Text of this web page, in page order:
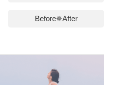
Before✵After